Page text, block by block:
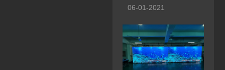
06-01-2021